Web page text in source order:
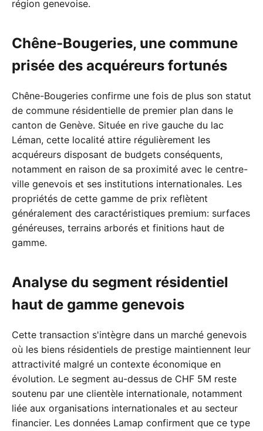
région genevoise.
Chêne-Bougeries, une commune
prisée des acquéreurs fortunés
Chêne-Bougeries confirme une fois de plus son statut
de commune résidentielle de premier plan dans le
canton de Genève. Située en rive gauche du lac
Léman, cette localité attire régulièrement les
acquéreurs disposant de budgets conséquents,
notamment en raison de sa proximité avec le centre-
ville genevois et ses institutions internationales. Les
propriétés de cette gamme de prix reflètent
généralement des caractéristiques premium: surfaces
généreuses, terrains arborés et finitions haut de
gamme.
Analyse du segment résidentiel
haut de gamme genevois
Cette transaction s'intègre dans un marché genevois
où les biens résidentiels de prestige maintiennent leur
attractivité malgré un contexte économique en
évolution. Le segment au-dessus de CHF 5M reste
soutenu par une clientèle internationale, notamment
liée aux organisations internationales et au secteur
financier. Les données Lamap confirment que ce type